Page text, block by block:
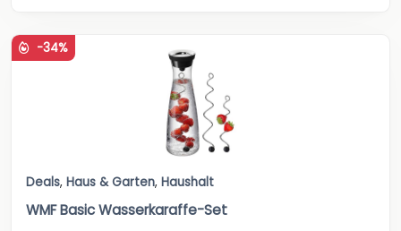
-34%
Deals, Haus & Garten, Haushalt
WMF Basic Wasserkaraffe-Set